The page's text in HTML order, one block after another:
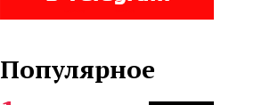
Популярное